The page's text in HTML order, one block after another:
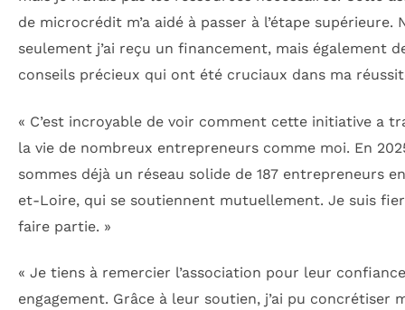
de microcrédit m’a aidé à passer à l’étape supérieure.
seulement j’ai reçu un financement, mais également
conseils précieux qui ont été cruciaux dans ma
« C’est incroyable de voir comment cette initiative a
la vie de nombreux entrepreneurs comme moi. En
sommes déjà un réseau solide de 187 entrepreneurs
et-Loire, qui se soutiennent mutuellement. Je suis fier
faire partie. »
« Je tiens à remercier l’association pour leur
engagement. Grâce à leur soutien, j’ai pu concrétiser